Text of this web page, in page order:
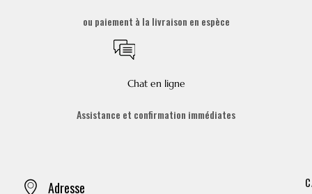
ou paiement à la livraison en espèce
Chat en ligne
Assistance et confirmation immédiates
Adresse